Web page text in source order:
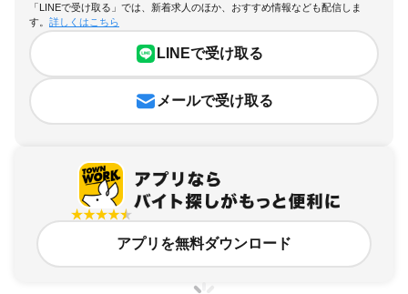
「LINEで受け取る」では、新着求人のほか、おすすめ情報なども配信しま
す。 詳しくはこちら
LINEで受け取る
メールで受け取る
アプリを無料ダウンロード